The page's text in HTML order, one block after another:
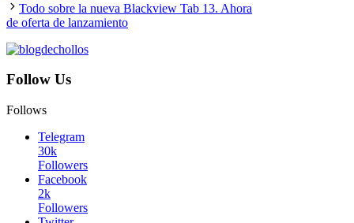
Todo sobre la nueva Blackview Tab 13. Ahora
de oferta de lanzamiento
Follow Us
Follows
Telegram
30k
Followers
Facebook
2k
Followers